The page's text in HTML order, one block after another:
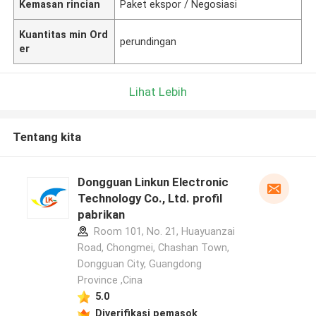
Kemasan rincian Paket ekspor / Negosiasi
Kuantitas min Ord
er
perundingan
Lihat Lebih
Tentang kita
Dongguan Linkun Electronic
Technology Co., Ltd. profil
pabrikan
Room 101, No. 21, Huayuanzai
Road, Chongmei, Chashan Town,
Dongguan City, Guangdong
Province ,Cina
5.0
Diverifikasi pemasok